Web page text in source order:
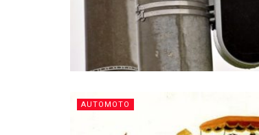
AUTOMOTO